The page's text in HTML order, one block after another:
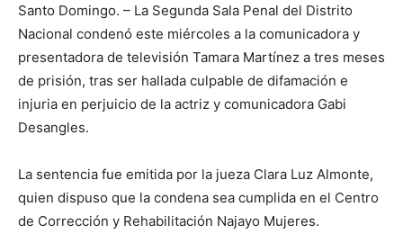
Santo Domingo. – La Segunda Sala Penal del Distrito
Nacional condenó este miércoles a la comunicadora y
presentadora de televisión Tamara Martínez a tres meses
de prisión, tras ser hallada culpable de difamación e
injuria en perjuicio de la actriz y comunicadora Gabi
Desangles.
La sentencia fue emitida por la jueza Clara Luz Almonte,
quien dispuso que la condena sea cumplida en el Centro
de Corrección y Rehabilitación Najayo Mujeres.